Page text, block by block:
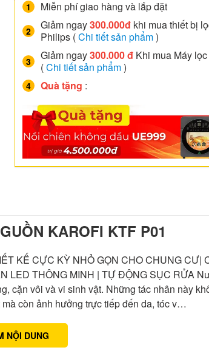
Miễn phí giao hàng và lắp đặt
Giảm ngay300.000đ khi mua thiết bị
Philips (Chi tiết sản phẩm)
Giảm ngay300.000 đKhi mua Máy
(Chi tiết sản phẩm)
Quà tặng :
KAROFI KTF P01
KẾ CỰC KỲ NHỎ GỌN CHO CHUNG CƯ|
LED THÔNG MINH | TỰ ĐỘNG SỤC RỬA
cặn vôi và vi sinh vật. Những tác nhân này
còn ảnh hưởng trực tiếp đến da, tóc v…
NỘI DUNG